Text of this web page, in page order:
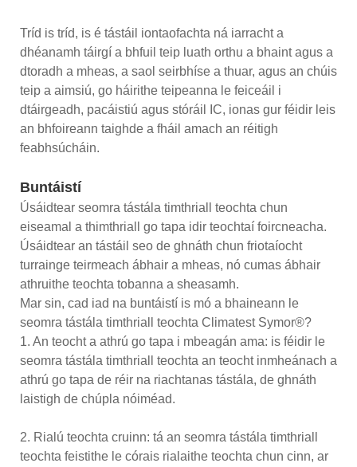
Tríd is tríd, is é tástáil iontaofachta ná iarracht a
dhéanamh táirgí a bhfuil teip luath orthu a bhaint agus a
dtoradh a mheas, a saol seirbhíse a thuar, agus an chúis
teip a aimsiú, go háirithe teipeanna le feiceáil i
dtáirgeadh, pacáistiú agus stóráil IC, ionas gur féidir leis
an bhfoireann taighde a fháil amach an réitigh
feabhsúcháin.
Buntáistí
Úsáidtear seomra tástála timthriall teochta chun
eiseamal a thimthriall go tapa idir teochtaí foircneacha.
Úsáidtear an tástáil seo de ghnáth chun friotaíocht
turrainge teirmeach ábhair a mheas, nó cumas ábhair
athruithe teochta tobanna a sheasamh.
Mar sin, cad iad na buntáistí is mó a bhaineann le
seomra tástála timthriall teochta Climatest Symor®?
1. An teocht a athrú go tapa i mbeagán ama: is féidir le
seomra tástála timthriall teochta an teocht inmheánach a
athrú go tapa de réir na riachtanas tástála, de ghnáth
laistigh de chúpla nóiméad.
2. Rialú teochta cruinn: tá an seomra tástála timthriall
teochta feistithe le córais rialaithe teochta chun cinn, ar